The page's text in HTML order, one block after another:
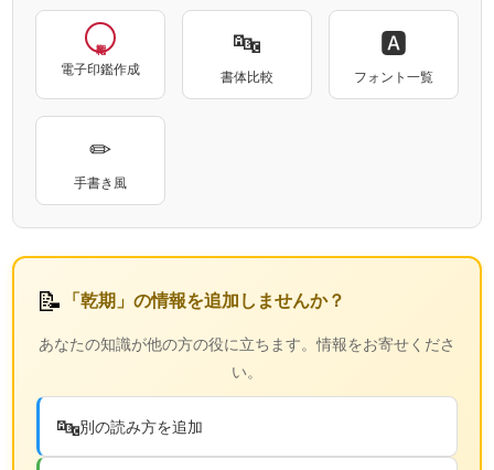
電子印鑑作成
🔤
書体比較
🅰
フォント一覧
✏
手書き風
📝 「乾期」の情報を追加しませんか？
あなたの知識が他の方の役に立ちます。情報をお寄せくださ
い。
🔤別の読み方を追加